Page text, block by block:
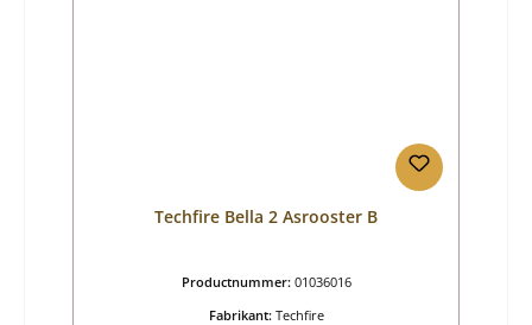
Techfire Bella 2 Asrooster B
Productnummer: 01036016
Fabrikant: Techfire